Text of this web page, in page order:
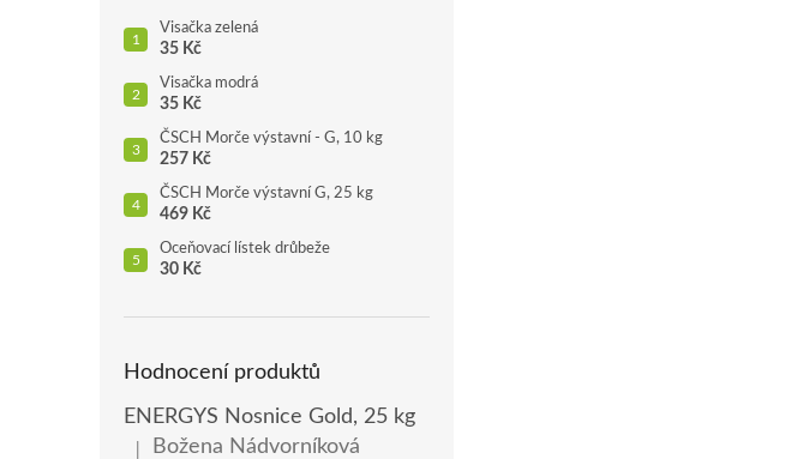
Visačka zelená
35 Kč
Visačka modrá
35 Kč
ČSCH Morče výstavní - G, 10 kg
257 Kč
ČSCH Morče výstavní G, 25 kg
469 Kč
Oceňovací lístek drůbeže
30 Kč
Hodnocení produktů
ENERGYS Nosnice Gold, 25 kg
Božena Nádvorníková